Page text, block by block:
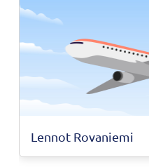
Lennot Rovaniemi